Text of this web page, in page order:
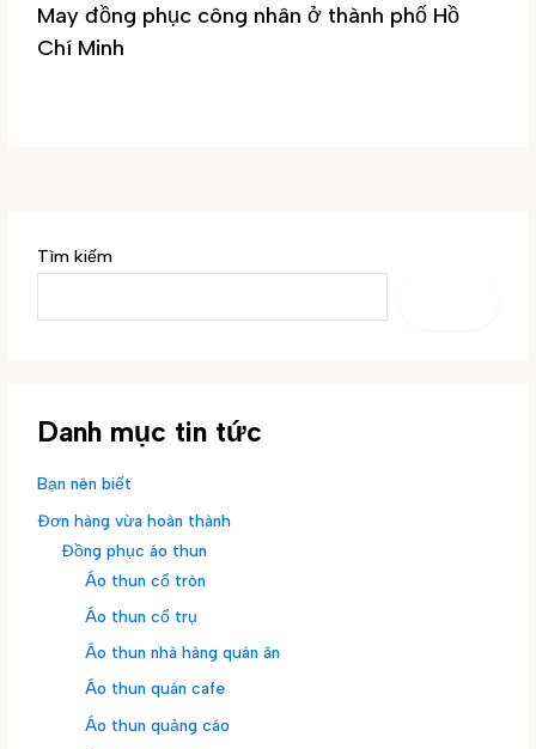
May đồng phục công nhân ở thành phố Hồ
Chí Minh
Tìm kiếm
Danh mục tin tức
Bạn nên biết
Đơn hàng vừa hoàn thành
Đồng phục áo thun
Áo thun cổ tròn
Áo thun cổ trụ
Áo thun nhà hàng quán ăn
Áo thun quán cafe
Áo thun quảng cáo